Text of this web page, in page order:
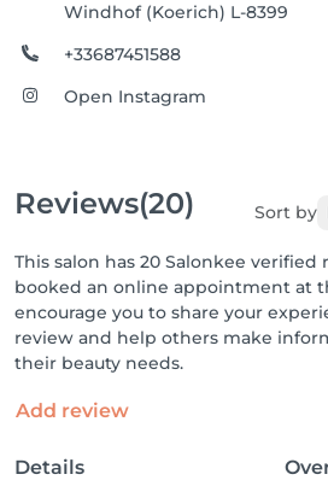
Windhof (Koerich) L-8399
+33687451588
Open Instagram
Reviews(20) Sort by
This salon has 20 Salonkee verified
booked an online appointment at
encourage you to share your
review and help others make
their beauty needs.
Add review
Details